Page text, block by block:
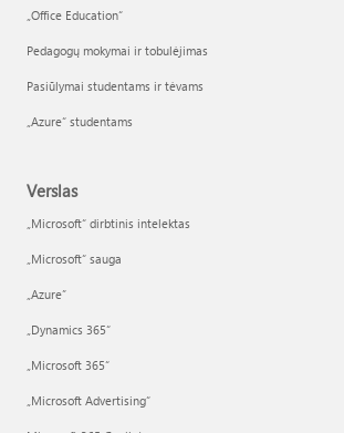
„Office Education“
Pedagogų mokymai ir tobulėjimas
Pasiūlymai studentams ir tėvams
„Azure“ studentams
Verslas
„Microsoft“ dirbtinis intelektas
„Microsoft“ sauga
„Azure”
„Dynamics 365“
„Microsoft 365“
„Microsoft Advertising“